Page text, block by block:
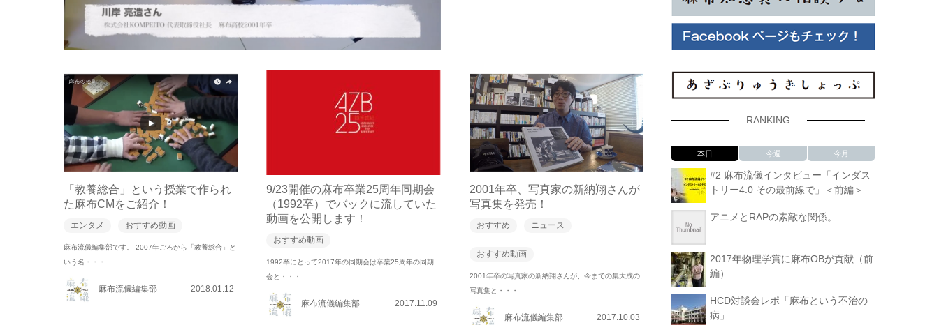
「教養総合」という授業で作られ
た麻布CMをご紹介！
エンタメ おすすめ動画
麻布流儀編集部です。 2007年ごろから「教養総合」と
いう名・・・
麻布流儀編集部 2018.01.12
9/23開催の麻布卒業25周年同期会
（1992卒）でバックに流していた
動画を公開します！
おすすめ動画
1992卒にとって2017年の同期会は卒業25周年の同期
会と・・・
麻布流儀編集部 2017.11.09
2001年卒、写真家の新納翔さんが
写真集を発売！
おすすめ ニュース
おすすめ動画
2001年卒の写真家の新納翔さんが、今までの集大成の
写真集と・・・
麻布流儀編集部 2017.10.03
RANKING
本日 今週 今月
#2 麻布流儀インタビュー「インダス
トリー4.0 その最前線で」＜前編＞
アニメとRAPの素敵な関係。
2017年物理学賞に麻布OBが貢献（前
編）
HCD対談会レポ「麻布という不治の
病」